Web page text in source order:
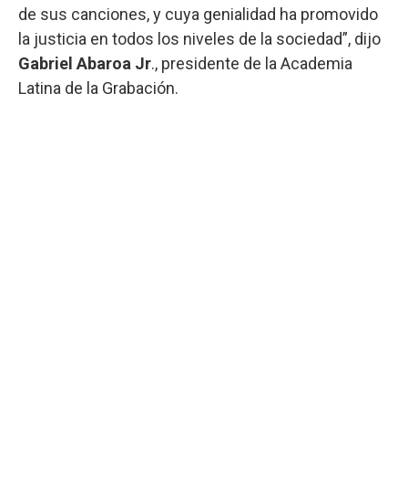
de sus canciones, y cuya genialidad ha promovido
la justicia en todos los niveles de la sociedad”, dijo
Gabriel Abaroa Jr., presidente de la Academia
Latina de la Grabación.